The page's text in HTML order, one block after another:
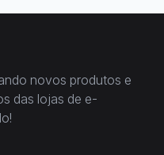
novos produtos e
das lojas de e-